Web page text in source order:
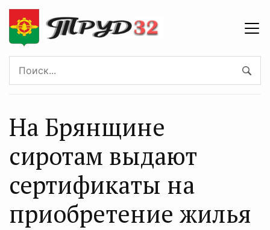
На Брянщине
сиротам выдают
сертификаты на
приобретение жилья